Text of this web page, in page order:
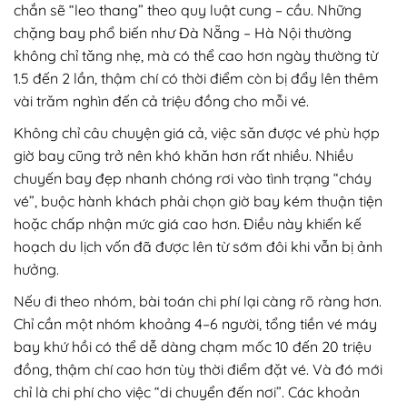
chắn sẽ “leo thang” theo quy luật cung – cầu. Những
chặng bay phổ biến như Đà Nẵng – Hà Nội thường
không chỉ tăng nhẹ, mà có thể cao hơn ngày thường từ
1.5 đến 2 lần, thậm chí có thời điểm còn bị đẩy lên thêm
vài trăm nghìn đến cả triệu đồng cho mỗi vé.
Không chỉ câu chuyện giá cả, việc săn được vé phù hợp
giờ bay cũng trở nên khó khăn hơn rất nhiều. Nhiều
chuyến bay đẹp nhanh chóng rơi vào tình trạng “cháy
vé”, buộc hành khách phải chọn giờ bay kém thuận tiện
hoặc chấp nhận mức giá cao hơn. Điều này khiến kế
hoạch du lịch vốn đã được lên từ sớm đôi khi vẫn bị ảnh
hưởng.
Nếu đi theo nhóm, bài toán chi phí lại càng rõ ràng hơn.
Chỉ cần một nhóm khoảng 4–6 người, tổng tiền vé máy
bay khứ hồi có thể dễ dàng chạm mốc 10 đến 20 triệu
đồng, thậm chí cao hơn tùy thời điểm đặt vé. Và đó mới
chỉ là chi phí cho việc “di chuyển đến nơi”. Các khoản